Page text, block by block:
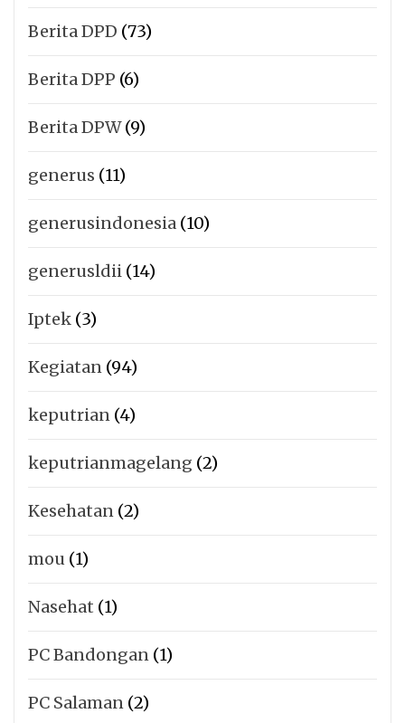
Berita DPD (73)
Berita DPP (6)
Berita DPW(9)
generus (11)
generusindonesia (10)
generusldii (14)
Iptek (3)
Kegiatan (94)
keputrian (4)
keputrianmagelang (2)
Kesehatan (2)
mou (1)
Nasehat (1)
PC Bandongan (1)
PC Salaman (2)